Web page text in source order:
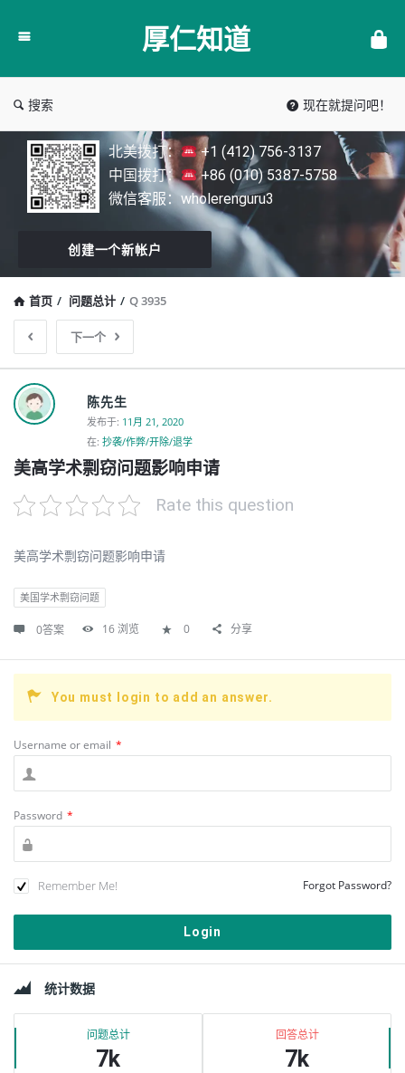
仁
厚仁知道
搜索 现在就提问吧！
北美拨打：
+1 (412) 756-3137
中国拨打：
+86 (010) 5387-5758
微信客服：wholerenguru3
创建一个新帐户
首页 / 问题总计 / Q 3935
下一个
陈先生
发布于: 11月 21, 2020
在: 抄袭/作弊/开除/退学
美高学术剽窃问题影响申请
Rate this question
美高学术剽窃问题影响申请
美国学术剽窃问题
0答案 16浏览 0 分享
You must login to add an answer.
Username or email *
Password *
Remember Me! Forgot Password?
栏
统计数据
问题总计
7k
回答总计
7k